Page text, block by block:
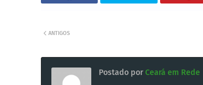
ANTIGOS
Postado por Ceará em Rede